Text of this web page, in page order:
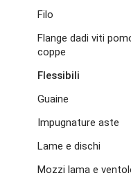
Filo
Flange dadi viti
coppe
Flessibili
Guaine
Impugnature aste
Lame e dischi
Mozzi lama e